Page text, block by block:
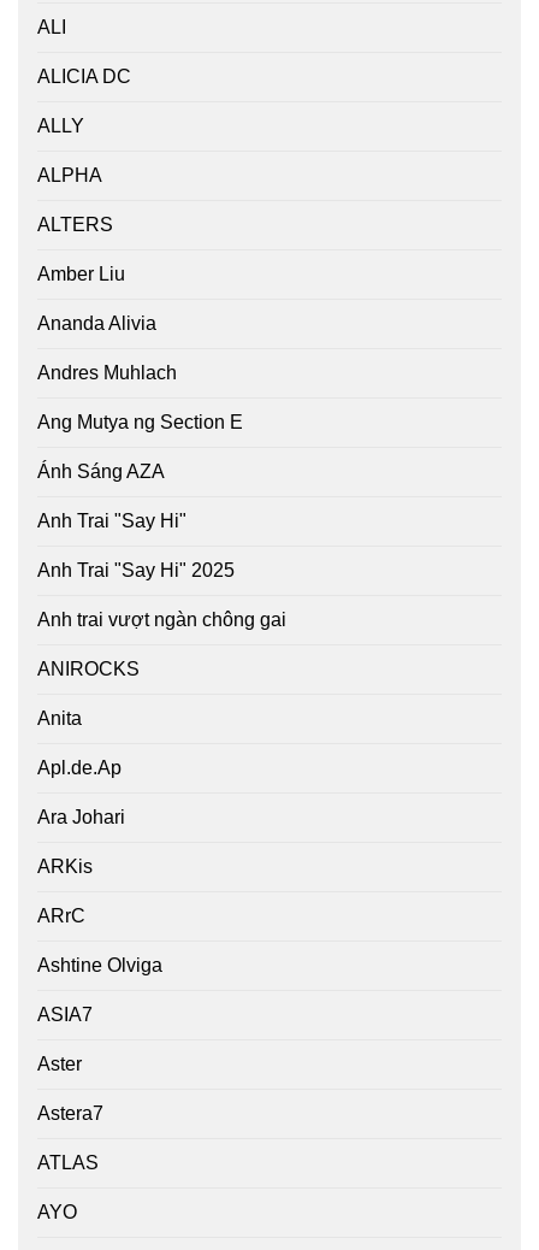
ALI
ALICIA DC
ALLY
ALPHA
ALTERS
Amber Liu
Ananda Alivia
Andres Muhlach
Ang Mutya ng Section E
Ánh Sáng AZA
Anh Trai "Say Hi"
Anh Trai "Say Hi" 2025
Anh trai vượt ngàn chông gai
ANIROCKS
Anita
Apl.de.Ap
Ara Johari
ARKis
ARrC
Ashtine Olviga
ASIA7
Aster
Astera7
ATLAS
AYO